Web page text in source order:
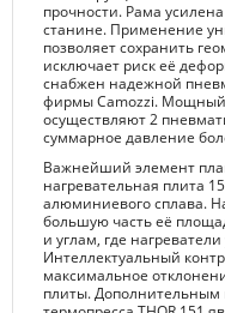
прочности. Рама
станине. Применение
позволяет сохранить
исключает риск её
снабжен надежной
фирмы Camozzi. Мощный
осуществляют 2
суммарное давление
Важнейший элемент
нагревательная плита
алюминиевого сплава.
большую часть её
и углам, где
Интеллектуальный
максимальное
плиты.